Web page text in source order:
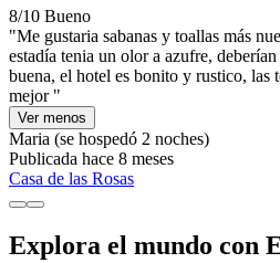
8/10 Bueno
"Me gustaria sabanas y toallas más
estadía tenia un olor a azufre,
buena, el hotel es bonito y rustico, las
mejor "
Ver menos
Maria (se hospedó 2 noches)
Publicada hace 8 meses
Casa de las Rosas
Explora el mundo con